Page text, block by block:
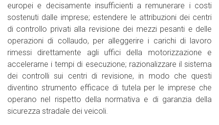
europei e decisamente insufficienti a remunerare i costi
sostenuti dalle imprese; estendere le attribuzioni dei centri
di controllo privati alla revisione dei mezzi pesanti e delle
operazioni di collaudo, per alleggerire i carichi di lavoro
rimessi direttamente agli uffici della motorizzazione e
accelerarne i tempi di esecuzione; razionalizzare il sistema
dei controlli sui centri di revisione, in modo che questi
diventino strumento efficace di tutela per le imprese che
operano nel rispetto della normativa e di garanzia della
sicurezza stradale dei veicoli.